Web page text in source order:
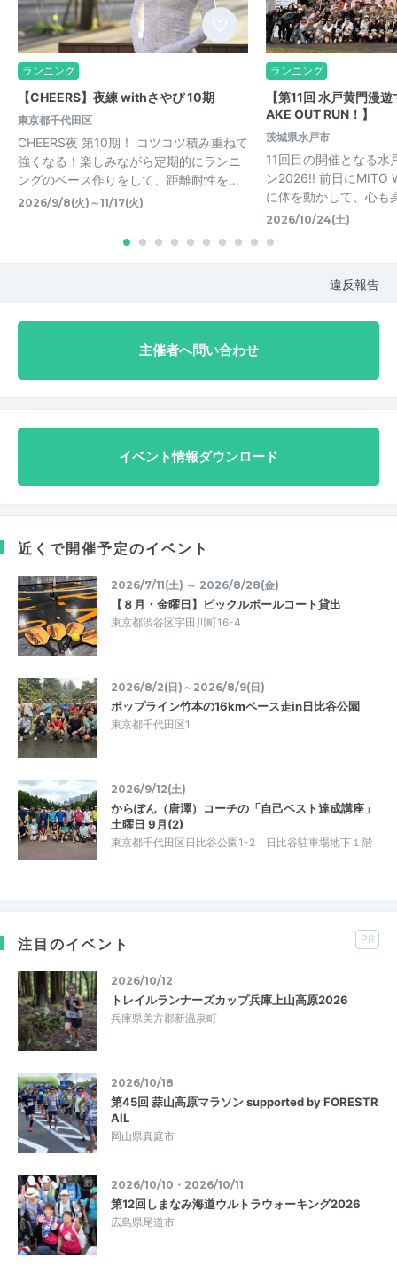
ランニング
【CHEERS】夜練 withさやぴ 10期
東京都千代田区
CHEERS夜 第10期！ コツコツ積み重ねて
強くなる！楽しみながら定期的にランニ
ングのベース作りをして、距離耐性を…
2026/9/8(火)～11/17(火)
ランニング
【第11回 水戸黄門漫
AKE OUT RUN！】
茨城県水戸市
11回目の開催となる水
ン2026!! 前日にMITO
に体を動かして、心も
2026/10/24(土)
違反報告
主催者へ問い合わせ
イベント情報ダウンロード
近くで開催予定のイベント
2026/7/11(土) ～ 2026/8/28(金)
【８月・金曜日】ピックルボールコート貸出
東京都渋谷区宇田川町16-4
2026/8/2(日)～2026/8/9(日)
ポップライン竹本の16kmペース走in日比谷公園
東京都千代田区1
2026/9/12(土)
からぽん（唐澤）コーチの「自己ベスト達成講座」
土曜日 9月(2)
東京都千代田区日比谷公園1-2 日比谷駐車場地下１階
注目のイベント PR
2026/10/12
トレイルランナーズカップ兵庫上山高原2026
兵庫県美方郡新温泉町
2026/10/18
第45回 蒜山高原マラソン supported by FORESTR
AIL
岡山県真庭市
2026/10/10・2026/10/11
第12回しまなみ海道ウルトラウォーキング2026
広島県尾道市